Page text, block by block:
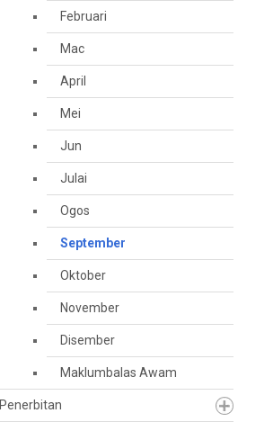
Februari
Mac
April
Mei
Jun
Julai
Ogos
September
Oktober
November
Disember
Maklumbalas Awam
Penerbitan